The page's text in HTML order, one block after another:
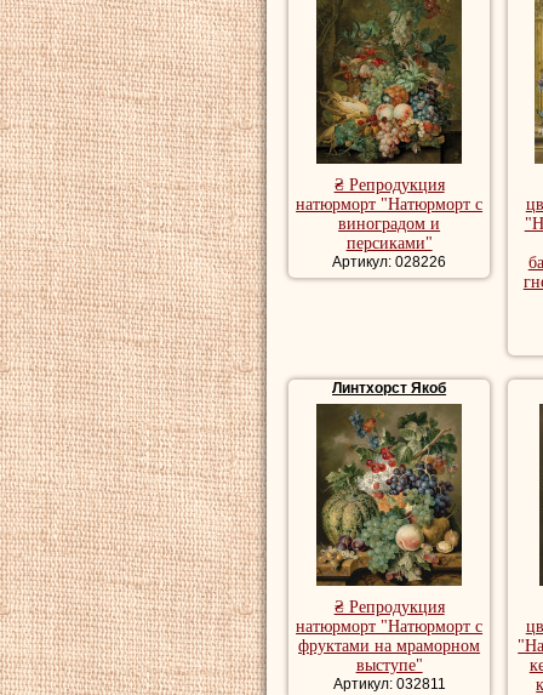
₴ Репродукция
натюрморт "Натюрморт с
виноградом и
персиками"
Артикул: 028226
Линтхорст Якоб
₴ Репродукция
натюрморт "Натюрморт с
фруктами на мраморном
выступе"
Артикул: 032811